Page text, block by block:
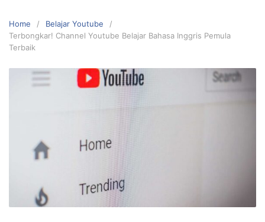
Home
Belajar Youtube
Terbongkar! Channel Youtube Belajar Bahasa Inggris Pemula
Terbaik